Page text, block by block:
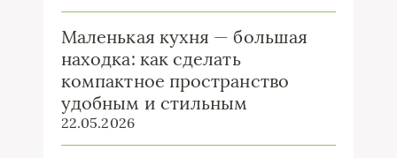
Маленькая кухня — большая
находка: как сделать
компактное пространство
удобным и стильным
22.05.2026